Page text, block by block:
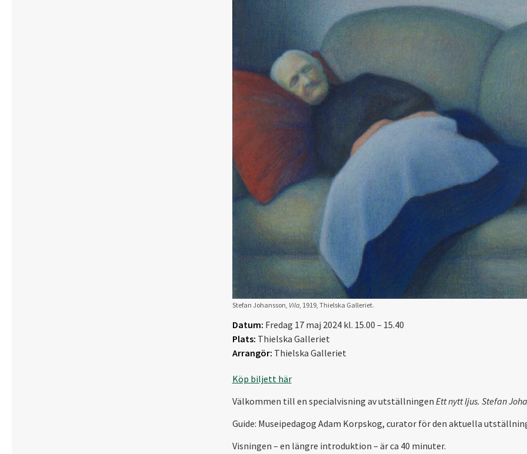
Stefan Johansson, Vila, 1919, Thielska Galleriet.
Datum: Fredag 17 maj 2024 kl. 15.00 – 15.40
Plats: Thielska Galleriet
Arrangör: Thielska Galleriet
Köp biljett här
Välkommen till en specialvisning av utställningen Ett nytt ljus. Stefan
Guide: Museipedagog Adam Korpskog, curator för den aktuella
Visningen – en längre introduktion – är ca 40 minuter.